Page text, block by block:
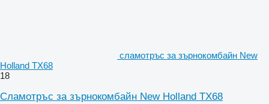
сламотръс за зърнокомбайн New
Holland TX68
18
Сламотръс за зърнокомбайн New Holland TX68